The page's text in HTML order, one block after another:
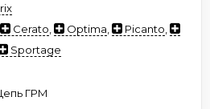
Cerato Optima Picanto
Sportage
ГРМ